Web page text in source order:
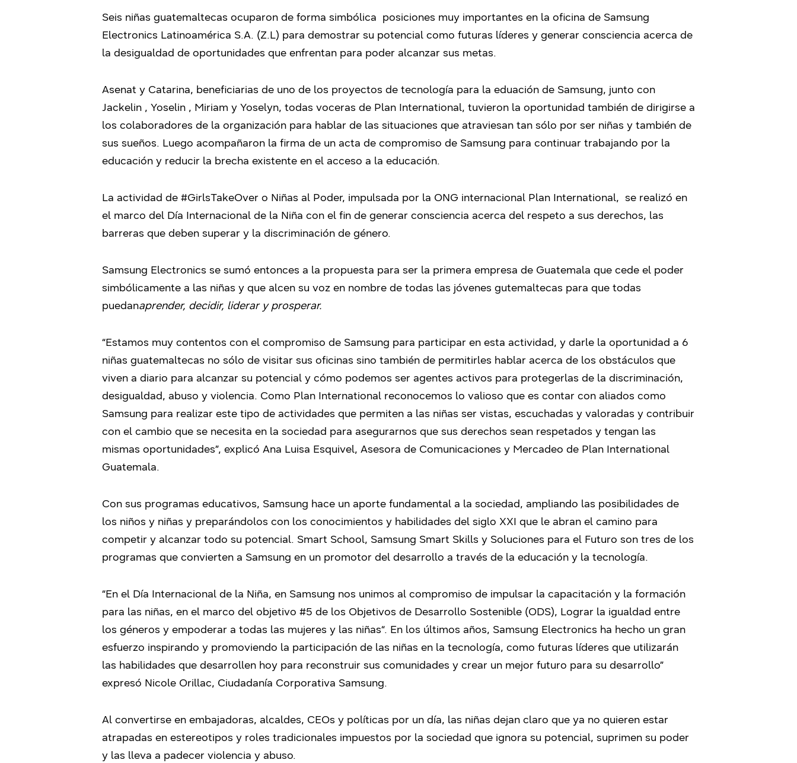
Seis niñas guatemaltecas ocuparon de forma simbólica posiciones muy importantes en la oficina de Samsung
Electronics Latinoamérica S.A. (Z.L) para demostrar su potencial como futuras líderes y generar consciencia acerca de
la desigualdad de oportunidades que enfrentan para poder alcanzar sus metas.
Asenat y Catarina, beneficiarias de uno de los proyectos de tecnología para la eduación de Samsung, junto con
Jackelin , Yoselin , Miriam y Yoselyn, todas voceras de Plan International, tuvieron la oportunidad también de dirigirse a
los colaboradores de la organización para hablar de las situaciones que atraviesan tan sólo por ser niñas y también de
sus sueños. Luego acompañaron la firma de un acta de compromiso de Samsung para continuar trabajando por la
educación y reducir la brecha existente en el acceso a la educación.
La actividad de #GirlsTakeOver o Niñas al Poder, impulsada por la ONG internacional Plan International, se realizó en
el marco del Día Internacional de la Niña con el fin de generar consciencia acerca del respeto a sus derechos, las
barreras que deben superar y la discriminación de género.
Samsung Electronics se sumó entonces a la propuesta para ser la primera empresa de Guatemala que cede el poder
simbólicamente a las niñas y que alcen su voz en nombre de todas las jóvenes gutemaltecas para que todas
puedanaprender, decidir, liderar y prosperar.
“Estamos muy contentos con el compromiso de Samsung para participar en esta actividad, y darle la oportunidad a 6
niñas guatemaltecas no sólo de visitar sus oficinas sino también de permitirles hablar acerca de los obstáculos que
viven a diario para alcanzar su potencial y cómo podemos ser agentes activos para protegerlas de la discriminación,
desigualdad, abuso y violencia. Como Plan International reconocemos lo valioso que es contar con aliados como
Samsung para realizar este tipo de actividades que permiten a las niñas ser vistas, escuchadas y valoradas y contribuir
con el cambio que se necesita en la sociedad para asegurarnos que sus derechos sean respetados y tengan las
mismas oportunidades”, explicó Ana Luisa Esquivel, Asesora de Comunicaciones y Mercadeo de Plan International
Guatemala.
Con sus programas educativos, Samsung hace un aporte fundamental a la sociedad, ampliando las posibilidades de
los niños y niñas y preparándolos con los conocimientos y habilidades del siglo XXI que le abran el camino para
competir y alcanzar todo su potencial. Smart School, Samsung Smart Skills y Soluciones para el Futuro son tres de los
programas que convierten a Samsung en un promotor del desarrollo a través de la educación y la tecnología.
“En el Día Internacional de la Niña, en Samsung nos unimos al compromiso de impulsar la capacitación y la formación
para las niñas, en el marco del objetivo #5 de los Objetivos de Desarrollo Sostenible (ODS), Lograr la igualdad entre
los géneros y empoderar a todas las mujeres y las niñas“. En los últimos años, Samsung Electronics ha hecho un gran
esfuerzo inspirando y promoviendo la participación de las niñas en la tecnología, como futuras líderes que utilizarán
las habilidades que desarrollen hoy para reconstruir sus comunidades y crear un mejor futuro para su desarrollo”
expresó Nicole Orillac, Ciudadanía Corporativa Samsung.
Al convertirse en embajadoras, alcaldes, CEOs y políticas por un día, las niñas dejan claro que ya no quieren estar
atrapadas en estereotipos y roles tradicionales impuestos por la sociedad que ignora su potencial, suprimen su poder
y las lleva a padecer violencia y abuso.